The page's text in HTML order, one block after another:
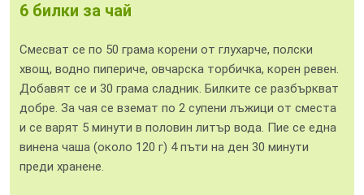
6 билки за чай
Смесват се по 50 грама корени от глухарче, полски
хвощ, водно пипериче, овчарска торбичка, корен ревен.
Добавят се и 30 грама сладник. Билките се разбъркват
добре. За чая се вземат по 2 супени лъжици от сместа
и се варят 5 минути в половин литър вода. Пие се една
винена чаша (около 120 г) 4 пъти на ден 30 минути
преди хранене.